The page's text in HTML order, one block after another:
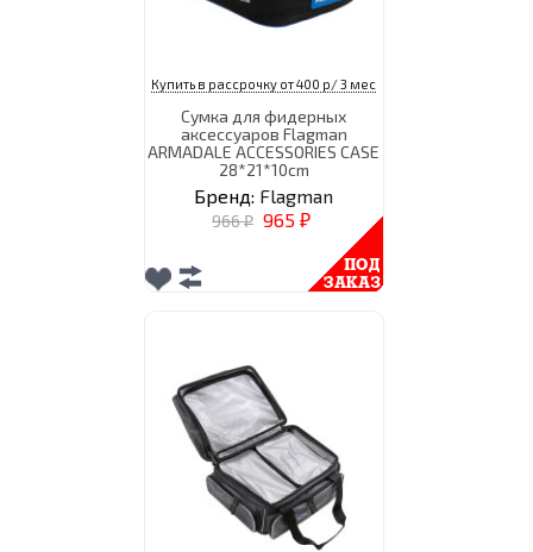
Купить в рассрочку от 400 р/ 3 мес
Сумка для фидерных
аксессуаров Flagman
ARMADALE ACCESSORIES CASE
28*21*10cm
Бренд: Flagman
966₽ 965 ₽